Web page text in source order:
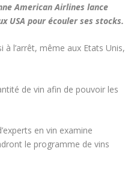
American Airlines lance
USA pour écouler ses stocks.
à l’arrêt, même aux Etats Unis,
de vin afin de pouvoir les
en vin examine
le programme de vins